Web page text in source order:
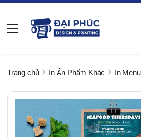
Trang chủ In Ấn Phẩm Khác In Menu